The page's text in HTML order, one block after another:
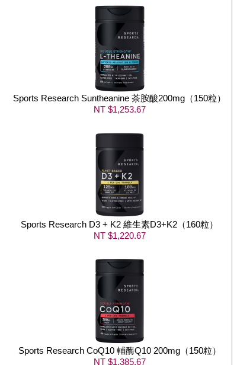
Sports Research Suntheanine 茶胺酸200mg（150粒）
NT $1,253.67
Sports Research D3 + K2 維生素D3+K2（160粒）
NT $1,220.67
Sports Research CoQ10 輔酶Q10 200mg（150粒）
NT $1,385.67